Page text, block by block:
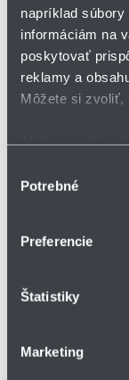
napríklad súbory
informáciám na
poskytovať
reklamy a
Môžete si zvoliť,
polohe s
Viac informácií
môžete
Na
súhlasu
Potrebné
Preferencie
Štatistiky
Marketing
Meno a
Adresa
Telefón